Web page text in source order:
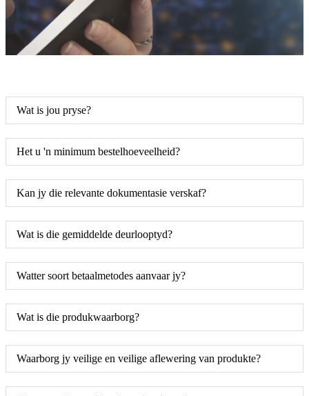
Wat is jou pryse?
Het u 'n minimum bestelhoeveelheid?
Kan jy die relevante dokumentasie verskaf?
Wat is die gemiddelde deurlooptyd?
Watter soort betaalmetodes aanvaar jy?
Wat is die produkwaarborg?
Waarborg jy veilige en veilige aflewering van produkte?